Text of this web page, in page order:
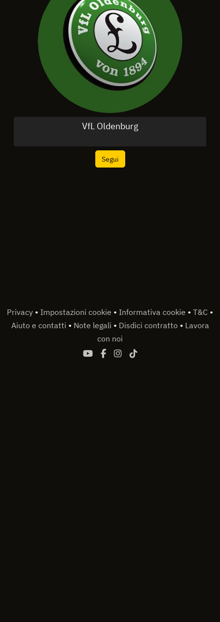
VfL Oldenburg
Segui
Privacy • Impostazioni cookie • Informativa cookie • T&C •
Aiuto e contatti • Note legali • Disdici contratto • Lavora
con noi